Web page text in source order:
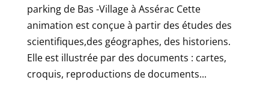
parking de Bas -Village à Assérac Cette
animation est conçue à partir des études des
scientifiques,des géographes, des historiens.
Elle est illustrée par des documents : cartes,
croquis, reproductions de documents...